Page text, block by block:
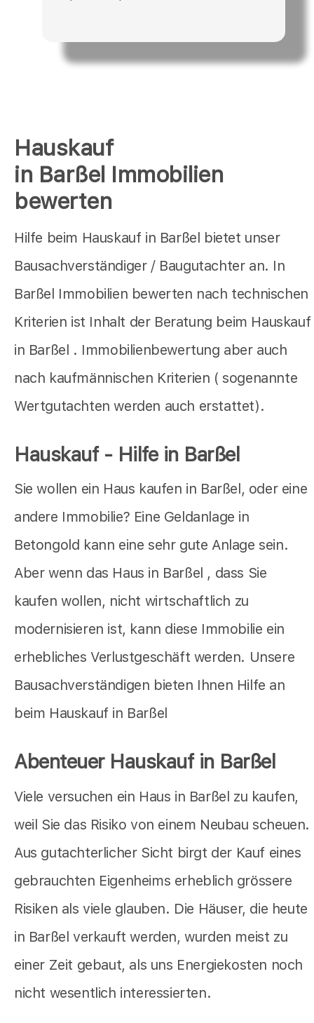
Hauskauf
in Barßel Immobilien
bewerten
Hilfe beim Hauskauf in Barßel bietet unser
Bausachverständiger / Baugutachter an. In
Barßel Immobilien bewerten nach technischen
Kriterien ist Inhalt der Beratung beim Hauskauf
in Barßel . Immobilienbewertung aber auch
nach kaufmännischen Kriterien ( sogenannte
Wertgutachten werden auch erstattet).
Hauskauf - Hilfe in Barßel
Sie wollen ein Haus kaufen in Barßel, oder eine
andere Immobilie? Eine Geldanlage in
Betongold kann eine sehr gute Anlage sein.
Aber wenn das Haus in Barßel , dass Sie
kaufen wollen, nicht wirtschaftlich zu
modernisieren ist, kann diese Immobilie ein
erhebliches Verlustgeschäft werden. Unsere
Bausachverständigen bieten Ihnen Hilfe an
beim Hauskauf in Barßel
Abenteuer Hauskauf in Barßel
Viele versuchen ein Haus in Barßel zu kaufen,
weil Sie das Risiko von einem Neubau scheuen.
Aus gutachterlicher Sicht birgt der Kauf eines
gebrauchten Eigenheims erheblich grössere
Risiken als viele glauben. Die Häuser, die heute
in Barßel verkauft werden, wurden meist zu
einer Zeit gebaut, als uns Energiekosten noch
nicht wesentlich interessierten.